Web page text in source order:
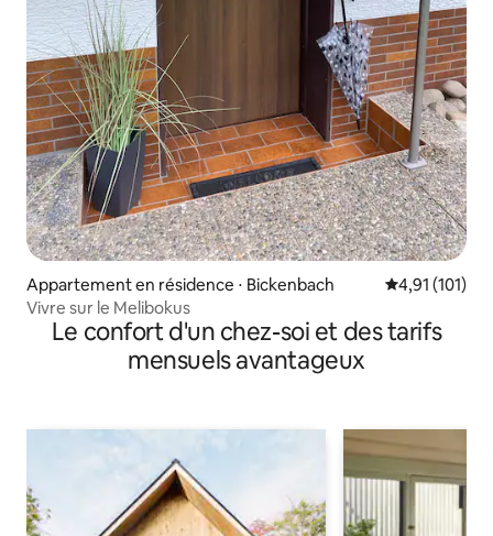
Appartement en résidence ⋅ Bickenbach Évaluation
4,91 (101)
Vivre sur le Melibokus
Le confort d'un chez-soi et des tarifs
mensuels avantageux